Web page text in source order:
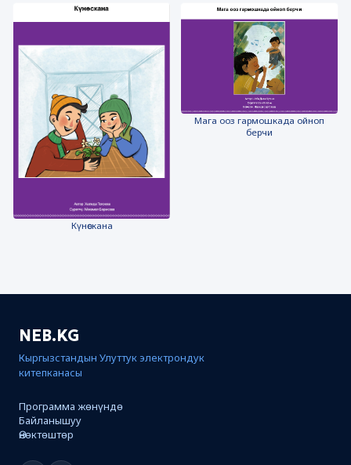
Күнөскана
Мага ооз гармошкада ойноп
берчи
NEB.KG
Кыргызстандын Улуттук электрондук
китепканасы
Программа жөнүндө
Байланышуу
Өнөктөштөр